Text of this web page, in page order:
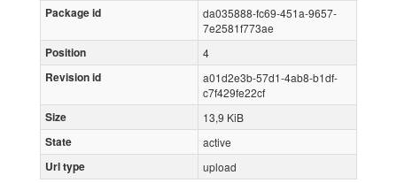
Package id
da035888-fc69-451a-9657-
7e2581f773ae
Position 4
Revision id
a01d2e3b-57d1-4ab8-b1df-
c7f429fe22cf
Size 13,9 KiB
State active
Url type upload